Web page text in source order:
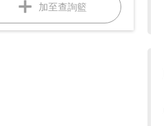
加至查詢籃